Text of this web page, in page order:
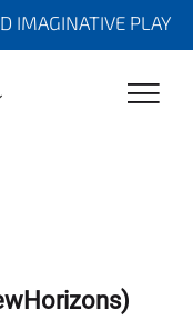
IMAGINATIVE PLAY